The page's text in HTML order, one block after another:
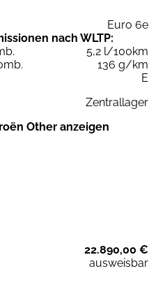
Euro 6e
nach WLTP:
5,2 l/100km
136 g/km
E
Zentrallager
Other anzeigen
22.890,00 €
ausweisbar